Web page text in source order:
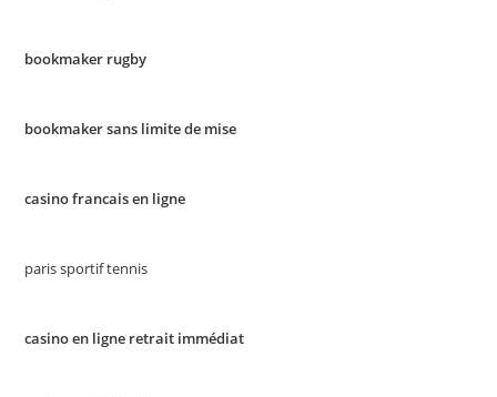
bookmaker rugby
bookmaker sans limite de mise
casino francais en ligne
paris sportif tennis
casino en ligne retrait immédiat